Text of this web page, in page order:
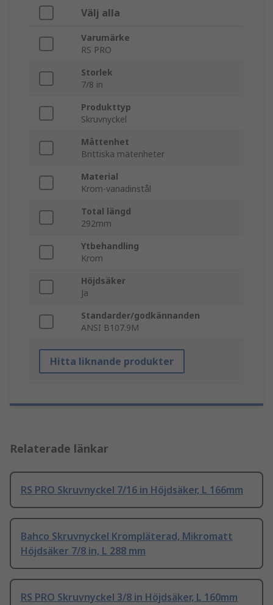
Välj alla
Varumärke
RS PRO
Storlek
7/8 in
Produkttyp
Skruvnyckel
Måttenhet
Brittiska mätenheter
Material
Krom-vanadinstål
Total längd
292mm
Ytbehandling
Krom
Höjdsäker
Ja
Standarder/godkännanden
ANSI B107.9M
Hitta liknande produkter
Relaterade länkar
RS PRO Skruvnyckel 7/16 in Höjdsäker, L 166mm
Bahco Skruvnyckel Krompläterad, Mikromatt
Höjdsäker 7/8 in, L 288 mm
RS PRO Skruvnyckel 3/8 in Höjdsäker, L 160mm